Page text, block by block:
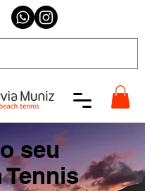
seu
Tennis